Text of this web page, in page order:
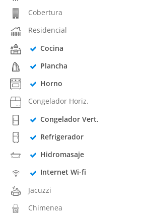
Cobertura
Residencial
Cocina
Plancha
Horno
Congelador Horiz.
Congelador Vert.
Refrigerador
Hidromasaje
Internet Wi-fi
Jacuzzi
Chimenea